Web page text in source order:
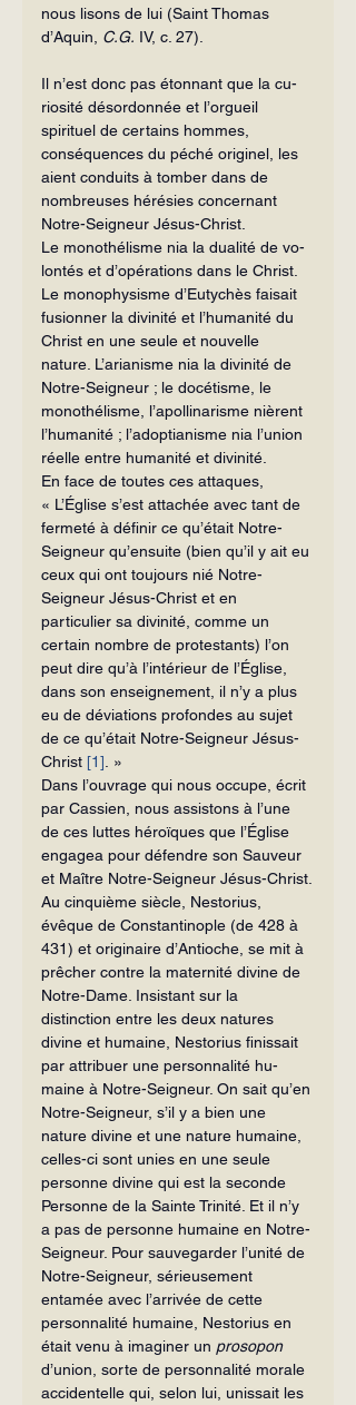
nous lisons de lui (Saint Thomas
d’Aquin, C.G. IV, c. 27).
Il n’est donc pas étonnant que la cu­
riosité désordonnée et l’orgueil
spirituel de certains hommes,
conséquences du pé­ché originel, les
aient conduits à tomber dans de
nombreuses hérésies concernant
Notre-Seigneur Jésus-Christ.
Le monothélisme nia la dualité de vo­
lontés et d’opérations dans le Christ.
Le monophysisme d’Eutychès faisait
fusion­ner la divinité et l’humanité du
Christ en une seule et nouvelle
nature. L’arianisme nia la divinité de
Notre-Seigneur ; le do­cétisme, le
monothélisme, l’apollinarisme nièrent
l’humanité ; l’adoptianisme nia l’union
réelle entre humanité et divinité.
En face de toutes ces attaques,
« L’Église s’est attachée avec tant de
fer­meté à définir ce qu’était Notre-
Seigneur qu’ensuite (bien qu’il y ait eu
ceux qui ont toujours nié Notre-
Seigneur Jésus-Christ et en
particulier sa divinité, comme un
certain nombre de protestants) l’on
peut dire qu’à l’intérieur de l’Église,
dans son enseignement, il n’y a plus
eu de dévia­tions profondes au sujet
de ce qu’était Notre-Seigneur Jésus-
Christ [1] . »
Dans l’ouvrage qui nous occupe, écrit
par Cassien, nous assistons à l’une
de ces luttes héroïques que l’Église
engagea pour défendre son Sauveur
et Maître Notre-Seigneur Jésus-Christ.
Au cinquième siècle, Nestorius,
évêque de Constantinople (de 428 à
431) et origi­naire d’Antioche, se mit à
prêcher contre la maternité divine de
Notre-Dame. Insis­tant sur la
distinction entre les deux na­tures
divine et humaine, Nestorius finis­sait
par attribuer une personnalité hu­
maine à Notre-Seigneur. On sait qu’en
Notre-Seigneur, s’il y a bien une
nature divine et une nature humaine,
celles-ci sont unies en une seule
personne divine qui est la seconde
Personne de la Sainte Trinité. Et il n’y
a pas de personne hu­maine en Notre-
Seigneur. Pour sauve­garder l’unité de
Notre-Seigneur, sérieu­sement
entamée avec l’arrivée de cette
personnalité humaine, Nestorius en
était venu à imaginer un prosopon
d’union, sorte de personnalité morale
accidentelle qui, selon lui, unissait les